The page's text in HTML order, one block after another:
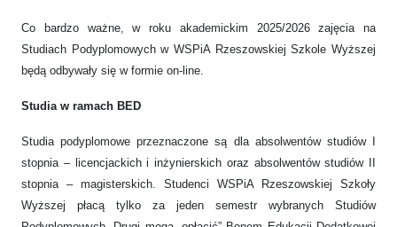
Co bardzo ważne, w roku akademickim 2025/2026 zajęcia na
Studiach Podyplomowych w WSPiA Rzeszowskiej Szkole Wyższej
będą odbywały się w formie on-line.
Studia w ramach BED
Studia podyplomowe przeznaczone są dla absolwentów studiów I
stopnia – licencjackich i inżynierskich oraz absolwentów studiów II
stopnia – magisterskich. Studenci WSPiA Rzeszowskiej Szkoły
Wyższej płacą tylko za jeden semestr wybranych Studiów